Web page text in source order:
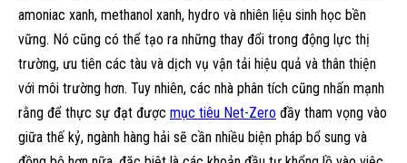
amoniac xanh, methanol xanh, hydro và nhiên liệu sinh học bền
vững. Nó cũng có thể tạo ra những thay đổi trong động lực thị
trường, ưu tiên các tàu và dịch vụ vận tải hiệu quả và thân thiện
với môi trường hơn. Tuy nhiên, các nhà phân tích cũng nhấn mạnh
rằng để thực sự đạt được mục tiêu Net-Zero đầy tham vọng vào
giữa thế kỷ, ngành hàng hải sẽ cần nhiều biện pháp bổ sung và